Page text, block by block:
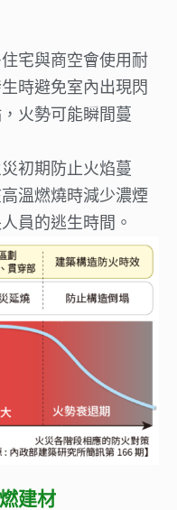
宅與商空會使用耐
時避免室內出現閃
火勢可能瞬間蔓
初期防止火焰蔓
溫燃燒時減少濃煙
員的逃生時間。
建材